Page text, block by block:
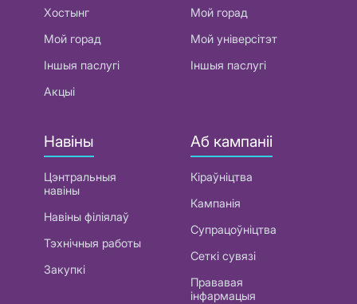
Хостынг
Мой горад
Іншыя паслугі
Акцыі
Мой горад
Мой універсітэт
Іншыя паслугі
Навіны
Цэнтральныя
навіны
Навіны філіялаў
Тэхнічныя работы
Закупкі
Аб кампаніі
Кіраўніцтва
Кампанія
Супрацоўніцтва
Сеткі сувязі
Прававая
інфармацыя